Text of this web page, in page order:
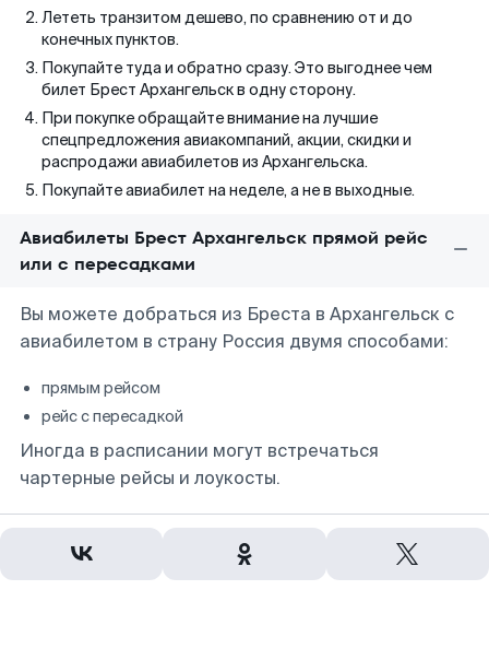
Лететь транзитом дешево, по сравнению от и до
конечных пунктов.
Покупайте туда и обратно сразу. Это выгоднее чем
билет Брест Архангельск в одну сторону.
При покупке обращайте внимание на лучшие
спецпредложения авиакомпаний, акции, скидки и
распродажи авиабилетов из Архангельска.
Покупайте авиабилет на неделе, а не в выходные.
Авиабилеты Брест Архангельск прямой рейс
или с пересадками
Вы можете добраться из Бреста в Архангельск с
авиабилетом в страну Россия двумя способами:
прямым рейсом
рейс с пересадкой
Иногда в расписании могут встречаться
чартерные рейсы и лоукосты.